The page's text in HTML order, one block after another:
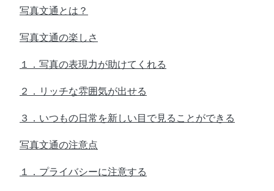
写真文通とは？
写真文通の楽しさ
１．写真の表現力が助けてくれる
２．リッチな雰囲気が出せる
３．いつもの日常を新しい目で見ることができる
写真文通の注意点
１．プライバシーに注意する